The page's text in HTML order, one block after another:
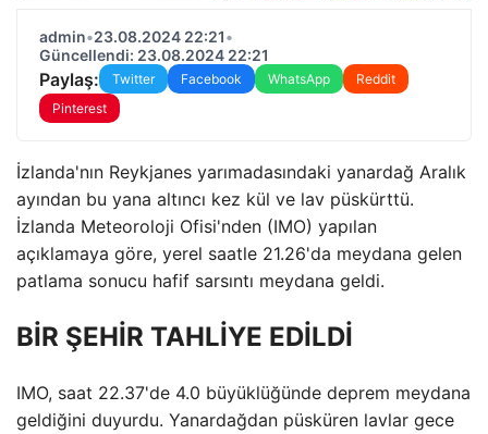
admin•23.08.2024 22:21•
Güncellendi: 23.08.2024 22:21
Paylaş: Twitter Facebook WhatsApp
Reddit
Pinterest
İzlanda'nın Reykjanes yarımadasındaki yanardağ Aralık
ayından bu yana altıncı kez kül ve lav püskürttü.
İzlanda Meteoroloji Ofisi'nden (IMO) yapılan
açıklamaya göre, yerel saatle 21.26'da meydana gelen
patlama sonucu hafif sarsıntı meydana geldi.
BİR ŞEHİR TAHLİYE EDİLDİ
IMO, saat 22.37'de 4.0 büyüklüğünde deprem meydana
geldiğini duyurdu. Yanardağdan püsküren lavlar gece